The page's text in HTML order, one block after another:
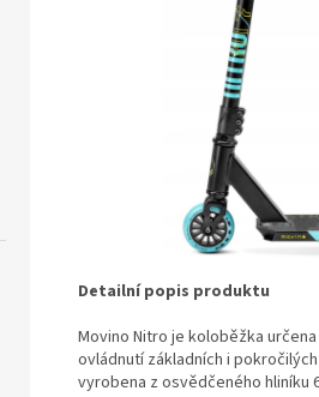
Detailní popis produktu
Movino Nitro je koloběžka
ovládnutí základních i
vyrobena z osvědčeného hliníku